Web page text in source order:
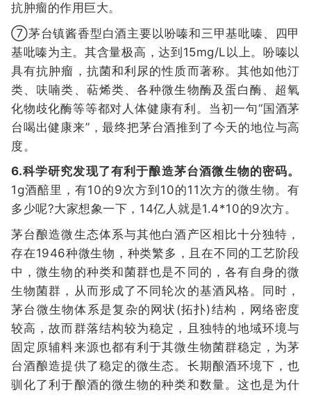
抗肿瘤的作用巨大。
⑦茅台镇酱香型白酒主要以吩嗪和三甲基吡嗪、四甲
基吡嗪为主。其含量极高，达到15mg/L以上。吩嗪以
具有抗肿瘤，抗菌和利尿的性质而著称。其他如他汀
类、呋喃类、萜烯类、各种微生物酶及蛋白酶、超氧
化物歧化酶等等都对人体健康有利。当初一句“国酒茅
台喝出健康来”，最终把茅台酒推到了今天的地位与高
度。
6.科学研究发现了有利于酿造茅台酒微生物的密码。
1g酒醅里，有10的9次方到10的11次方的微生物。有
多少呢?大家想象一下，14亿人就是1.4*10的9次方。
茅台酿造微生态体系与其他白酒产区相比十分独特，
存在1946种微生物，种类繁多，且在不同的工艺阶段
中，微生物的种类和菌群也是不同的，各有自身的微
生物菌群，从而形成了不同轮次的基酒风格。同时，
茅台微生物体系是复杂的网状(拓扑)结构，网络密度
较高，故而群落结构较为稳定，且独特的地域环境与
固定原辅料来源也都有利于其微生物菌群稳定，为茅
台酒酿造提供了稳定的微生态。长期酿酒环境下，也
驯化了利于酿酒的微生物的种类和数量。这也是为什